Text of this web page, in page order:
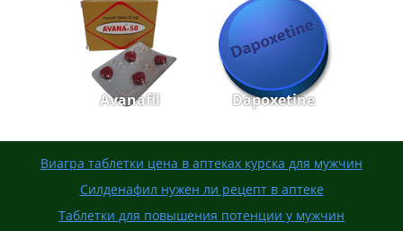
Avanafil Dapoxetine
Виагра таблетки цена в аптеках курска для мужчин
Силденафил нужен ли рецепт в аптеке
Таблетки для повышения потенции у мужчин